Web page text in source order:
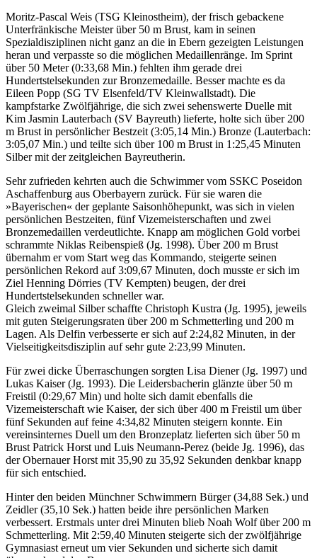
Moritz-Pascal Weis (TSG Kleinostheim), der frisch gebackene
Unterfränkische Meister über 50 m Brust, kam in seinen
Spezialdisziplinen nicht ganz an die in Ebern gezeigten Leistungen
heran und verpasste so die möglichen Medaillenränge. Im Sprint
über 50 Meter (0:33,68 Min.) fehlten ihm gerade drei
Hundertstelsekunden zur Bronzemedaille. Besser machte es da
Eileen Popp (SG TV Elsenfeld/TV Kleinwallstadt). Die
kampfstarke Zwölfjährige, die sich zwei sehenswerte Duelle mit
Kim Jasmin Lauterbach (SV Bayreuth) lieferte, holte sich über 200
m Brust in persönlicher Bestzeit (3:05,14 Min.) Bronze (Lauterbach:
3:05,07 Min.) und teilte sich über 100 m Brust in 1:25,45 Minuten
Silber mit der zeitgleichen Bayreutherin.
Sehr zufrieden kehrten auch die Schwimmer vom SSKC Poseidon
Aschaffenburg aus Oberbayern zurück. Für sie waren die
»Bayerischen« der geplante Saisonhöhepunkt, was sich in vielen
persönlichen Bestzeiten, fünf Vizemeisterschaften und zwei
Bronzemedaillen verdeutlichte. Knapp am möglichen Gold vorbei
schrammte Niklas Reibenspieß (Jg. 1998). Über 200 m Brust
übernahm er vom Start weg das Kommando, steigerte seinen
persönlichen Rekord auf 3:09,67 Minuten, doch musste er sich im
Ziel Henning Dörries (TV Kempten) beugen, der drei
Hundertstelsekunden schneller war.
Gleich zweimal Silber schaffte Christoph Kustra (Jg. 1995), jeweils
mit guten Steigerungsraten über 200 m Schmetterling und 200 m
Lagen. Als Delfin verbesserte er sich auf 2:24,82 Minuten, in der
Vielseitigkeitsdisziplin auf sehr gute 2:23,99 Minuten.
Für zwei dicke Überraschungen sorgten Lisa Diener (Jg. 1997) und
Lukas Kaiser (Jg. 1993). Die Leidersbacherin glänzte über 50 m
Freistil (0:29,67 Min) und holte sich damit ebenfalls die
Vizemeisterschaft wie Kaiser, der sich über 400 m Freistil um über
fünf Sekunden auf feine 4:34,82 Minuten steigern konnte. Ein
vereinsinternes Duell um den Bronzeplatz lieferten sich über 50 m
Brust Patrick Horst und Luis Neumann-Perez (beide Jg. 1996), das
der Obernauer Horst mit 35,90 zu 35,92 Sekunden denkbar knapp
für sich entschied.
Hinter den beiden Münchner Schwimmern Bürger (34,88 Sek.) und
Zeidler (35,10 Sek.) hatten beide ihre persönlichen Marken
verbessert. Erstmals unter drei Minuten blieb Noah Wolf über 200 m
Schmetterling. Mit 2:59,40 Minuten steigerte sich der zwölfjährige
Gymnasiast erneut um vier Sekunden und sicherte sich damit